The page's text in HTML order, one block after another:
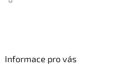
Informace pro vás